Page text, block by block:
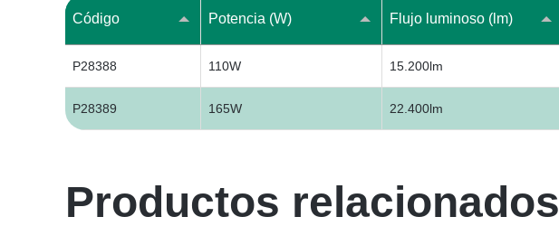
Código Potencia (W) Flujo luminoso (lm)
P28388 110W 15.200lm
P28389 165W 22.400lm
Productos relacionados